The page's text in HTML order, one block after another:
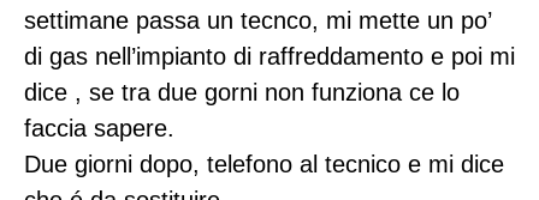
settimane passa un tecnco, mi mette un po’
di gas nell’impianto di raffreddamento e poi mi
dice , se tra due gorni non funziona ce lo
faccia sapere.
Due giorni dopo, telefono al tecnico e mi dice